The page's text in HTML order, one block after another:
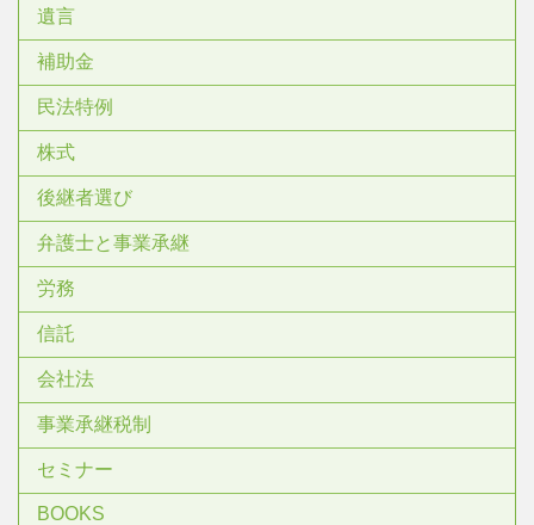
遺言
補助金
民法特例
株式
後継者選び
弁護士と事業承継
労務
信託
会社法
事業承継税制
セミナー
BOOKS